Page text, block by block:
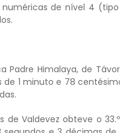
numéricas de nível 4
Padre Himalaya, de
1 minuto e 78
de Valdevez obteve o